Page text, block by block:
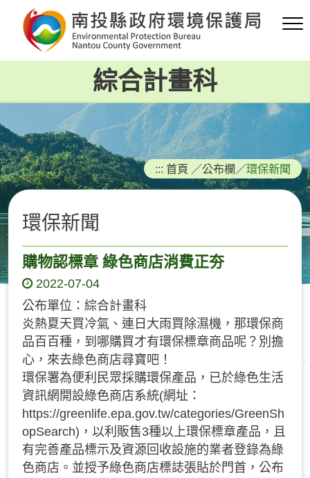
要
容
區
塊
綜合計畫科
::: 首頁 ／公布欄 ／環保新聞
環保新聞
購物認標章 綠色商店消費正夯
2022-07-04
公布單位：綜合計畫科
炎熱夏天買冷氣、連日大雨買除濕機，那環保商
品百百種，到哪購買才有環保標章商品呢？別擔
心，來去綠色商店尋寶吧！
環保署為便利民眾採購環保產品，已於綠色生活
資訊網開設綠色商店系統(網址：
https://greenlife.epa.gov.tw/categories/GreenSh
opSearch)，以利販售3種以上環保標章產品，且
有完善產品標示及資源回收設施的業者登錄為綠
色商店。並授予綠色商店標誌張貼於門首，公布